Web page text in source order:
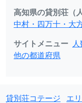
高知県の貸別荘（
中村・四万十・大
サイトメニュー
他の都道府県
貸別荘コテージ エ